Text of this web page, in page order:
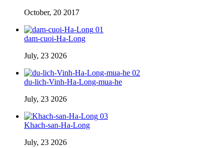
October, 20 2017
01
dam-cuoi-Ha-Long
July, 23 2026
02
du-lich-Vinh-Ha-Long-mua-he
July, 23 2026
03
Khach-san-Ha-Long
July, 23 2026